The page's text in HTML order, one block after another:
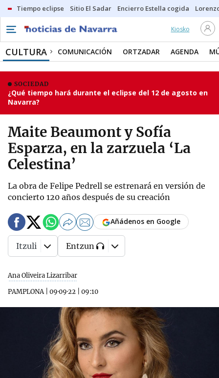
Tiempo eclipse Sitio El Sadar Encierro Estella cogida
Kiosko
CULTURA COMUNICACIÓN ORTZADAR AGENDA
SOCIEDAD
¿Qué tiempo hará durante el eclipse del 12 de agosto en
Navarra?
Maite Beaumont y Sofía
Esparza, en la zarzuela ‘La
Celestina’
La obra de Felipe Pedrell se estrenará en versión de
concierto 120 años después de su creación
Ana Oliveira Lizarribar
PAMPLONA| 09·09·22 09:10
Añádenos en Google
Itzuli Entzun